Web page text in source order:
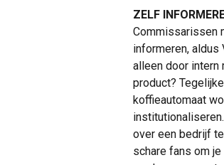
ZELF
Commissarissen
informeren, aldus
alleen door intern
product?
koffieautomaat
over een bedrijf
schare fans om